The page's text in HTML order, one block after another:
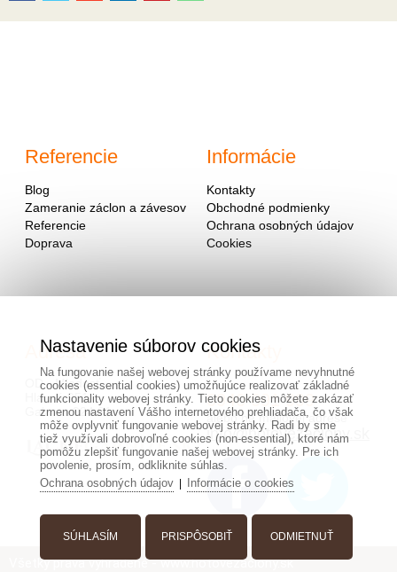
Referencie
Blog
Zameranie záclon a závesov
Referencie
Doprava
Informácie
Kontakty
Obchodné podmienky
Ochrana osobných údajov
Cookies
Adresa
OD - Mladosť
Hlavná 951
Galanta 924 01
Kontakty
0940 091 999
alebo na mailovej adrese
info@hotovezaclony.sk
Všetky práva vyhradené - www.hotovezaclony.sk
Nastavenie súborov cookies
Na fungovanie našej webovej stránky používame nevyhnutné
cookies (essential cookies) umožňujúce realizovať základné
funkcionality webovej stránky. Tieto cookies môžete zakázať
zmenou nastavení Vášho internetového prehliadača, čo však
môže ovplyvniť fungovanie webovej stránky. Radi by sme
tiež využívali dobrovoľné cookies (non-essential), ktoré nám
pomôžu zlepšiť fungovanie našej webovej stránky. Pre ich
povolenie, prosím, odkliknite súhlas.
Ochrana osobných údajov| Informácie o cookies
SÚHLASÍM PRISPÔSOBIŤ ODMIETNUŤ